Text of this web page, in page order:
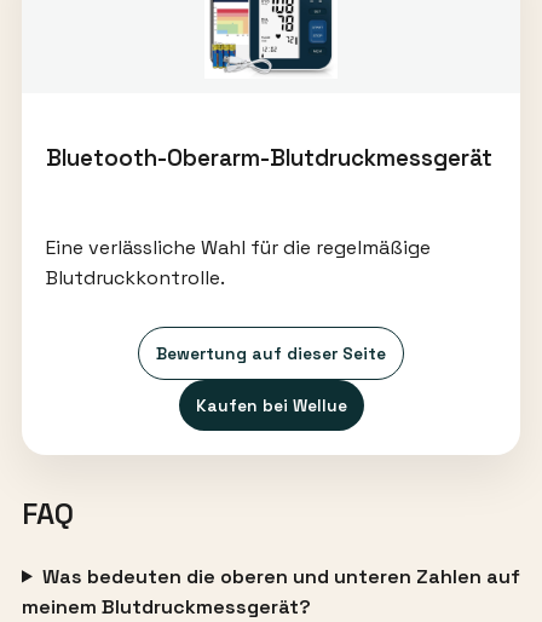
Bluetooth-Oberarm-Blutdruckmessgerät
Eine verlässliche Wahl für die regelmäßige
Blutdruckkontrolle.
Bewertung auf dieser Seite
Kaufen bei Wellue
FAQ
Was bedeuten die oberen und unteren Zahlen auf
meinem Blutdruckmessgerät?